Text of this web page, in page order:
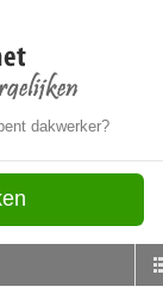
dakwerker?